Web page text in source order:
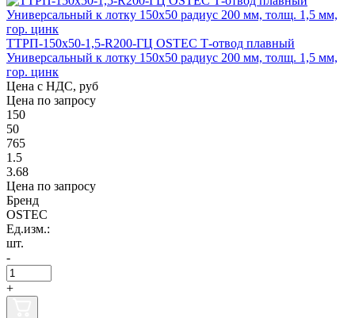
ТТРП-150х50-1,5-R200-ГЦ OSTEC Т-отвод плавный
Универсальный к лотку 150х50 радиус 200 мм, толщ. 1,5 мм,
гор. цинк
Цена с НДС, руб
Цена по запросу
150
50
765
1.5
3.68
Цена по запросу
Бренд
OSTEC
Ед.изм.:
шт.
-
+